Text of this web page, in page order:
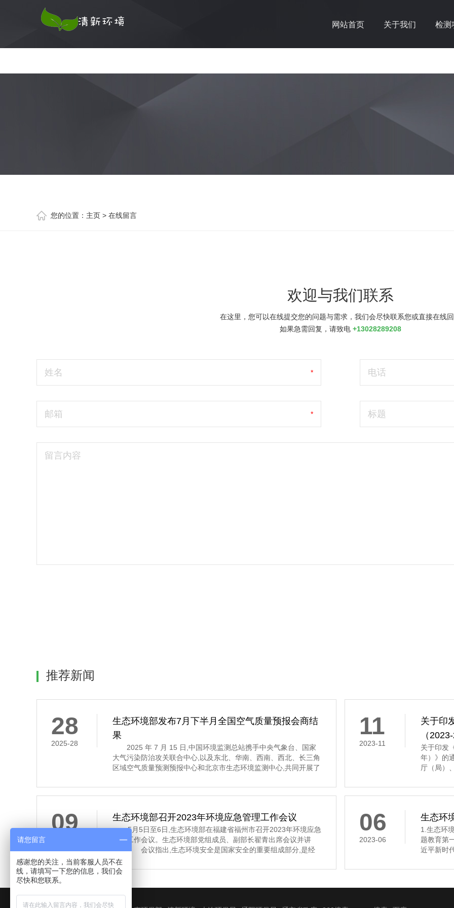
网站首页 关于我们 检测
您的位置： 主页 > 在线留言
欢迎与我们联系
在这里，您可以在线提交您的问题与需求，我们会尽快联系您或直接在线
如果急需回复，请致电 +13028289208
姓名 * 电话
邮箱 * 标题
留言内容
推荐新闻
28
2025-28
生态环境部发布7月下半月全国空气质量预报会商结
果
2025 年 7 月 15 日,中国环境监测总站携手中央气象台、国家
大气污染防治攻关联合中心,以及东北、华南、西南、西北、长三角
区域空气质量预测预报中心和北京市生态环境监测中心,共同开展了
示,7 月下半月全国大部分地区空气质量将以优良至轻度污染为主。
其中,京津冀及
11
2023-11
关于印
（
关于印发
年）》的
厅（局）
物重大工
真组织
09 生态环境部召开2023年环境应急管理工作会议
5月5日至6日,生态环境部在福建省福州市召开2023年环境应急
管理工作会议。生态环境部党组成员、副部长翟青出席会议并讲
话。 会议指出,生态环境安全是国家安全的重要组成部分,是经
济社会持续健康发展的重要保障。习近平总书记高度重视生态环境
安全,多次作出重要指示批示,为做好环境应急管理工作、加快推进
近年来,全国环
06
2023-06
生态环
1.生态环
题教育第
近平新时
读 2.生态
组举行学
请您留言
感谢您的关注，当前客服人员不在
线，请填写一下您的信息，我们会
尽快和您联系。